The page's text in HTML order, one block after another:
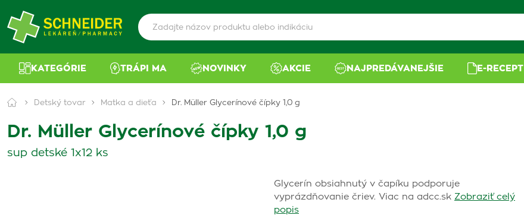
KATEGÓRIE TRÁPI MA NOVINKY AKCIE NAJPREDÁVANEJŠIE E-RECEPT
Detský tovar Matka a dieťa Dr. Müller Glycerínové čípky 1,0 g
Dr. Müller Glycerínové čípky 1,0 g
sup detské 1x12 ks
Glycerín obsiahnutý v čapíku podporuje
vyprázdňovanie čriev. Viac na adcc.sk Zobraziť celý
popis